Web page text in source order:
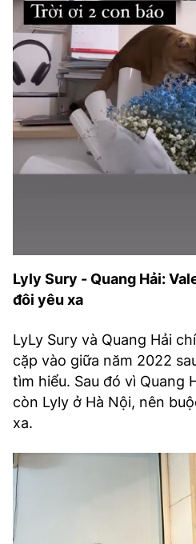
Lyly Sury - Quang Hải:
đôi yêu xa
LyLy Sury và Quang Hải
cặp vào giữa năm 2022
tìm hiểu. Sau đó vì Quang
còn Lyly ở Hà Nội, nên
xa.